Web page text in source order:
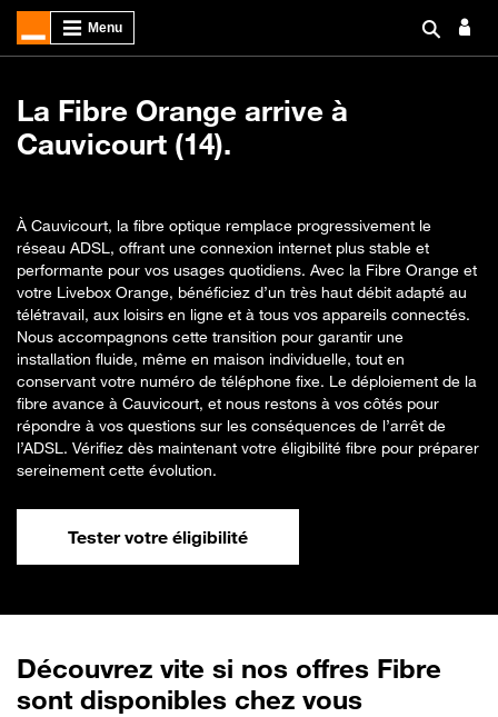
La Fibre Orange arrive à
Cauvicourt (14).
À Cauvicourt, la fibre optique remplace progressivement le
réseau ADSL, offrant une connexion internet plus stable et
performante pour vos usages quotidiens. Avec la Fibre Orange et
votre Livebox Orange, bénéficiez d’un très haut débit adapté au
télétravail, aux loisirs en ligne et à tous vos appareils connectés.
Nous accompagnons cette transition pour garantir une
installation fluide, même en maison individuelle, tout en
conservant votre numéro de téléphone fixe. Le déploiement de la
fibre avance à Cauvicourt, et nous restons à vos côtés pour
répondre à vos questions sur les conséquences de l’arrêt de
l’ADSL. Vérifiez dès maintenant votre éligibilité fibre pour préparer
sereinement cette évolution.
Tester votre éligibilité
Découvrez vite si nos offres Fibre
sont disponibles chez vous